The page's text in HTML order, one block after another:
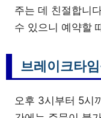
주는 데 친절합니
수 있으니 예약할
브레이크타
오후 3시부터 5시